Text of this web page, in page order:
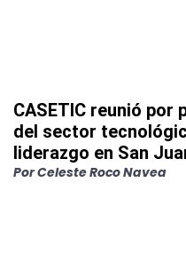
CASETIC reunió por
del sector
liderazgo en San
PorCeleste Roco Navea